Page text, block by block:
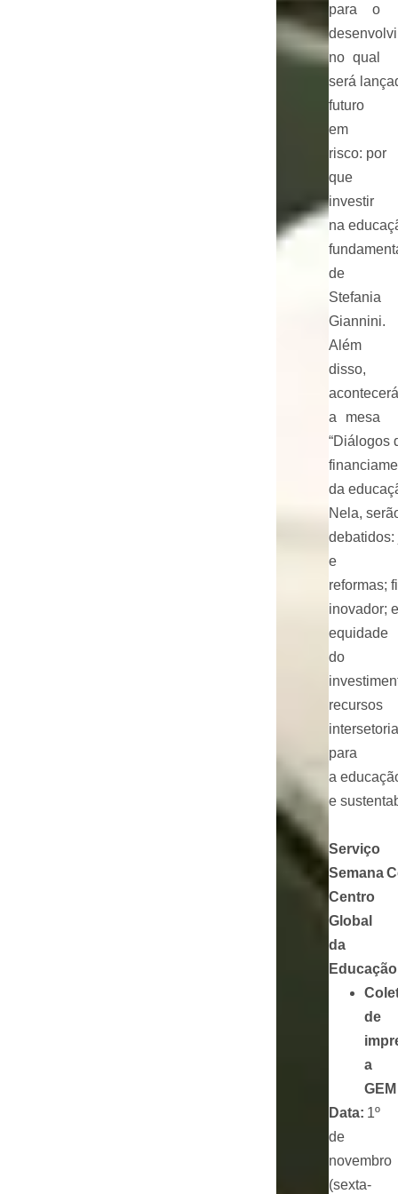
para o
no qual
será
futuro
em
risco: por
que
investir
na
de
Stefania
Giannini.
Além
disso,
acontecerá
a mesa
“Diálogos
da
Nela,
e
reformas;
inovador;
equidade
do
recursos
para
a
e
Serviço
Semana
Centro
Global
da
de
a
GEM
Data: 1º
de
novembro
(sexta-